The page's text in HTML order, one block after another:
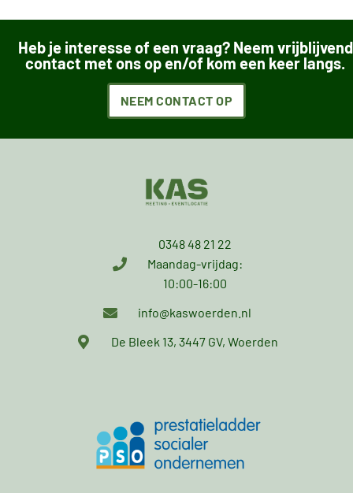
Heb je interesse of een vraag? Neem vrijblijvend
contact met ons op en/of kom een keer langs.
NEEM CONTACT OP
0348 48 21 22
Maandag-vrijdag:
10:00-16:00
info@kaswoerden.nl
De Bleek 13, 3447 GV, Woerden